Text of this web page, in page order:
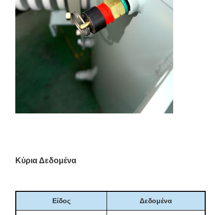
Κύρια Δεδομένα
Είδος Δεδομένα